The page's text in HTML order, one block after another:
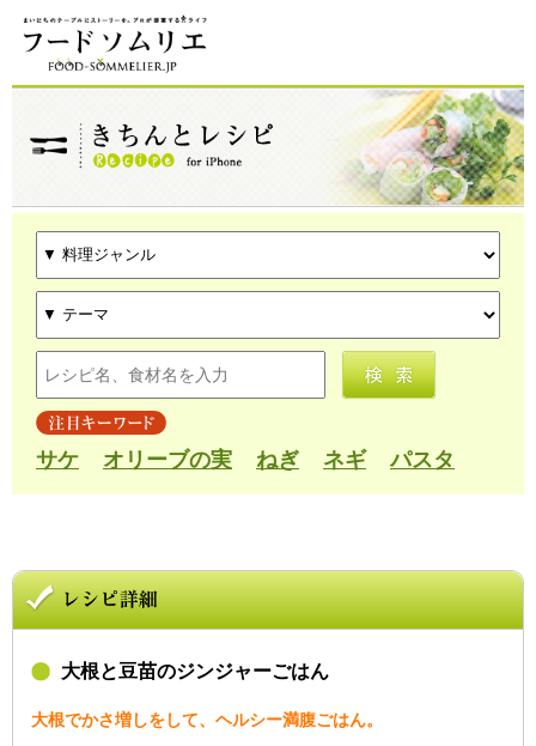
サケ オリーブの実 ねぎ ネギ パスタ
大根と豆苗のジンジャーごはん
大根でかさ増しをして、ヘルシー満腹ごはん。